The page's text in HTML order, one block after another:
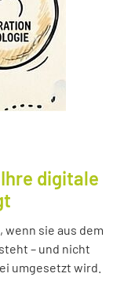
digitale
sie aus dem
– und nicht
umgesetzt wird.